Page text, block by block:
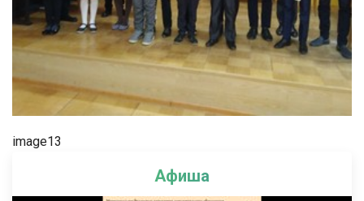
Афиша
image13